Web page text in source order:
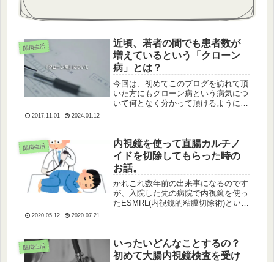
闘病生活
近頃、若者の間でも患者数が
増えているという「クローン
病」とは？
今回は、初めてこのブログを訪れて頂
いた方にもクローン病という病気につ
いて何となく分かって頂けるように、
ました。
2017.11.01 2024.01.12
闘病生活
内視鏡を使って直腸カルチノ
イドを切除してもらった時の
お話。
かれこれ数年前の出来事になるのです
が、入院した先の病院で内視鏡を使っ
たESMRL(内視鏡的粘膜切除術)という
2020.05.12 2020.07.21
闘病生活
いったいどんなことするの？
初めて大腸内視鏡検査を受け